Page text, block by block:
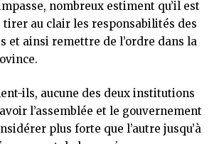
nombreux estiment qu’il est
tirer au clair les responsabilités des
et ainsi remettre de l’ordre dans la
ils, aucune des deux institutions
l’assemblée et le gouvernement
plus forte que l’autre jusqu’à